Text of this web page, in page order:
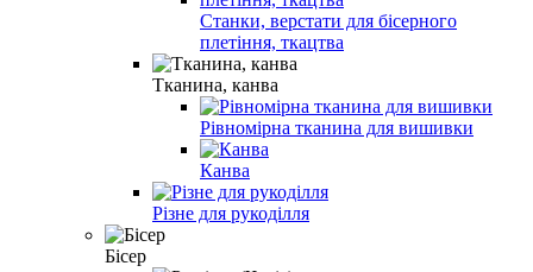
Станки, верстати для бісерного
плетіння, ткацтва
Тканина, канва
Рівномірна тканина для вишивки
Канва
Різне для рукоділля
Бісер